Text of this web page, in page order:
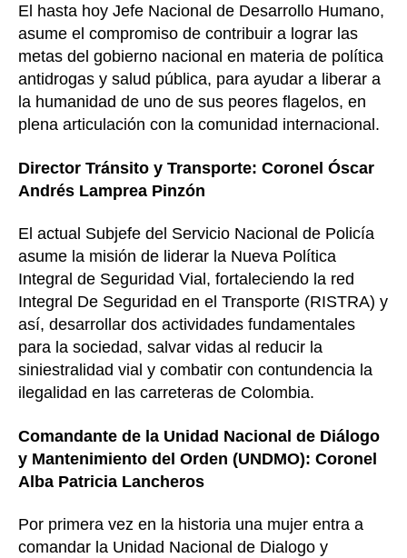
El hasta hoy Jefe Nacional de Desarrollo Humano,
asume el compromiso de contribuir a lograr las
metas del gobierno nacional en materia de política
antidrogas y salud pública, para ayudar a liberar a
la humanidad de uno de sus peores flagelos, en
plena articulación con la comunidad internacional.
Director Tránsito y Transporte: Coronel Óscar
Andrés Lamprea Pinzón
El actual Subjefe del Servicio Nacional de Policía
asume la misión de liderar la Nueva Política
Integral de Seguridad Vial, fortaleciendo la red
Integral De Seguridad en el Transporte (RISTRA) y
así, desarrollar dos actividades fundamentales
para la sociedad, salvar vidas al reducir la
siniestralidad vial y combatir con contundencia la
ilegalidad en las carreteras de Colombia.
Comandante de la Unidad Nacional de Diálogo
y Mantenimiento del Orden (UNDMO): Coronel
Alba Patricia Lancheros
Por primera vez en la historia una mujer entra a
comandar la Unidad Nacional de Dialogo y